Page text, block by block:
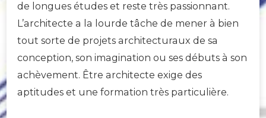
de longues études et reste très passionnant.
L’architecte a la lourde tâche de mener à bien
tout sorte de projets architecturaux de sa
conception, son imagination ou ses débuts à son
achèvement. Être architecte exige des
aptitudes et une formation très particulière.